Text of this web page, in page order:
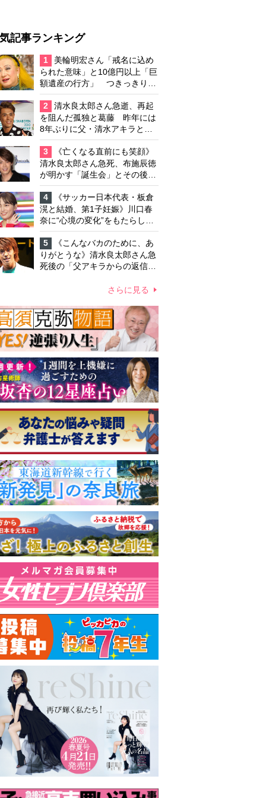
記事ランキング
1
美輪明宏さん「戒名に込め
られた意味」と10億円以上「巨
額遺産の行方」 つきっきりで
私生活をサポートしていた元俳
優が相続か
2
清水良太郎さん急逝、再起
を阻んだ孤独と葛藤 昨年には
8年ぶりに父・清水アキラと共
演、本格的な活動再開に向かっ
ていたが…周囲が懸念していた
「不安定なところ」
3
《亡くなる直前にも笑顔》
清水良太郎さん急死、布施辰徳
が明かす「誕生会」とその後の
メッセージ
4
《サッカー日本代表・板倉
滉と結婚、第1子妊娠》川口春
奈に“心境の変化”をもたらした
主演映画『ママせか』 身を削
って「がんに蝕まれる母」を演
じた壮絶な撮影現場
5
《こんなバカのために、あ
りがとうな》清水良太郎さん急
死後の「父アキラからの返信」
さらに見る